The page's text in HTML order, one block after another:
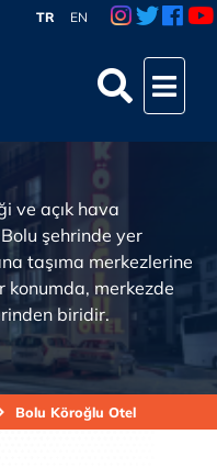
TR EN
Bolu Köroğlu Otel
ve açık hava
şehrinde yer
taşıma merkezlerine
konumda, merkezde
biridir.